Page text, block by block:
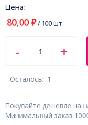
Цена:
80,00 ₽/ 100 шт
Осталось: 1
Покупайте дешевле на
Минимальный заказ